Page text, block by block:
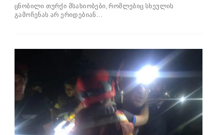
ცნობილი თურქი მსახიობები, რომლებიც სხეულის
გამოჩენას არ ერიდებიან...